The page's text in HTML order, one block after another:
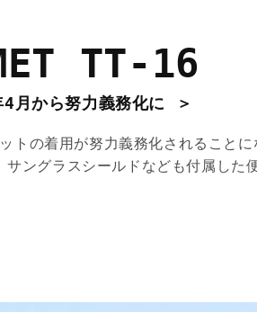
TT-16
月から努力義務化に ＞
の着用が努力義務化されることに
ングラスシールドなども付属した